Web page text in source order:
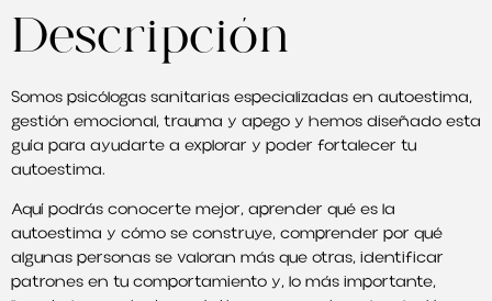
Descripción
Somos psicólogas sanitarias especializadas en autoestima,
gestión emocional, trauma y apego y hemos diseñado esta
guía para ayudarte a explorar y poder fortalecer tu
autoestima.
Aquí podrás conocerte mejor, aprender qué es la
autoestima y cómo se construye, comprender por qué
algunas personas se valoran más que otras, identificar
patrones en tu comportamiento y, lo más importante,